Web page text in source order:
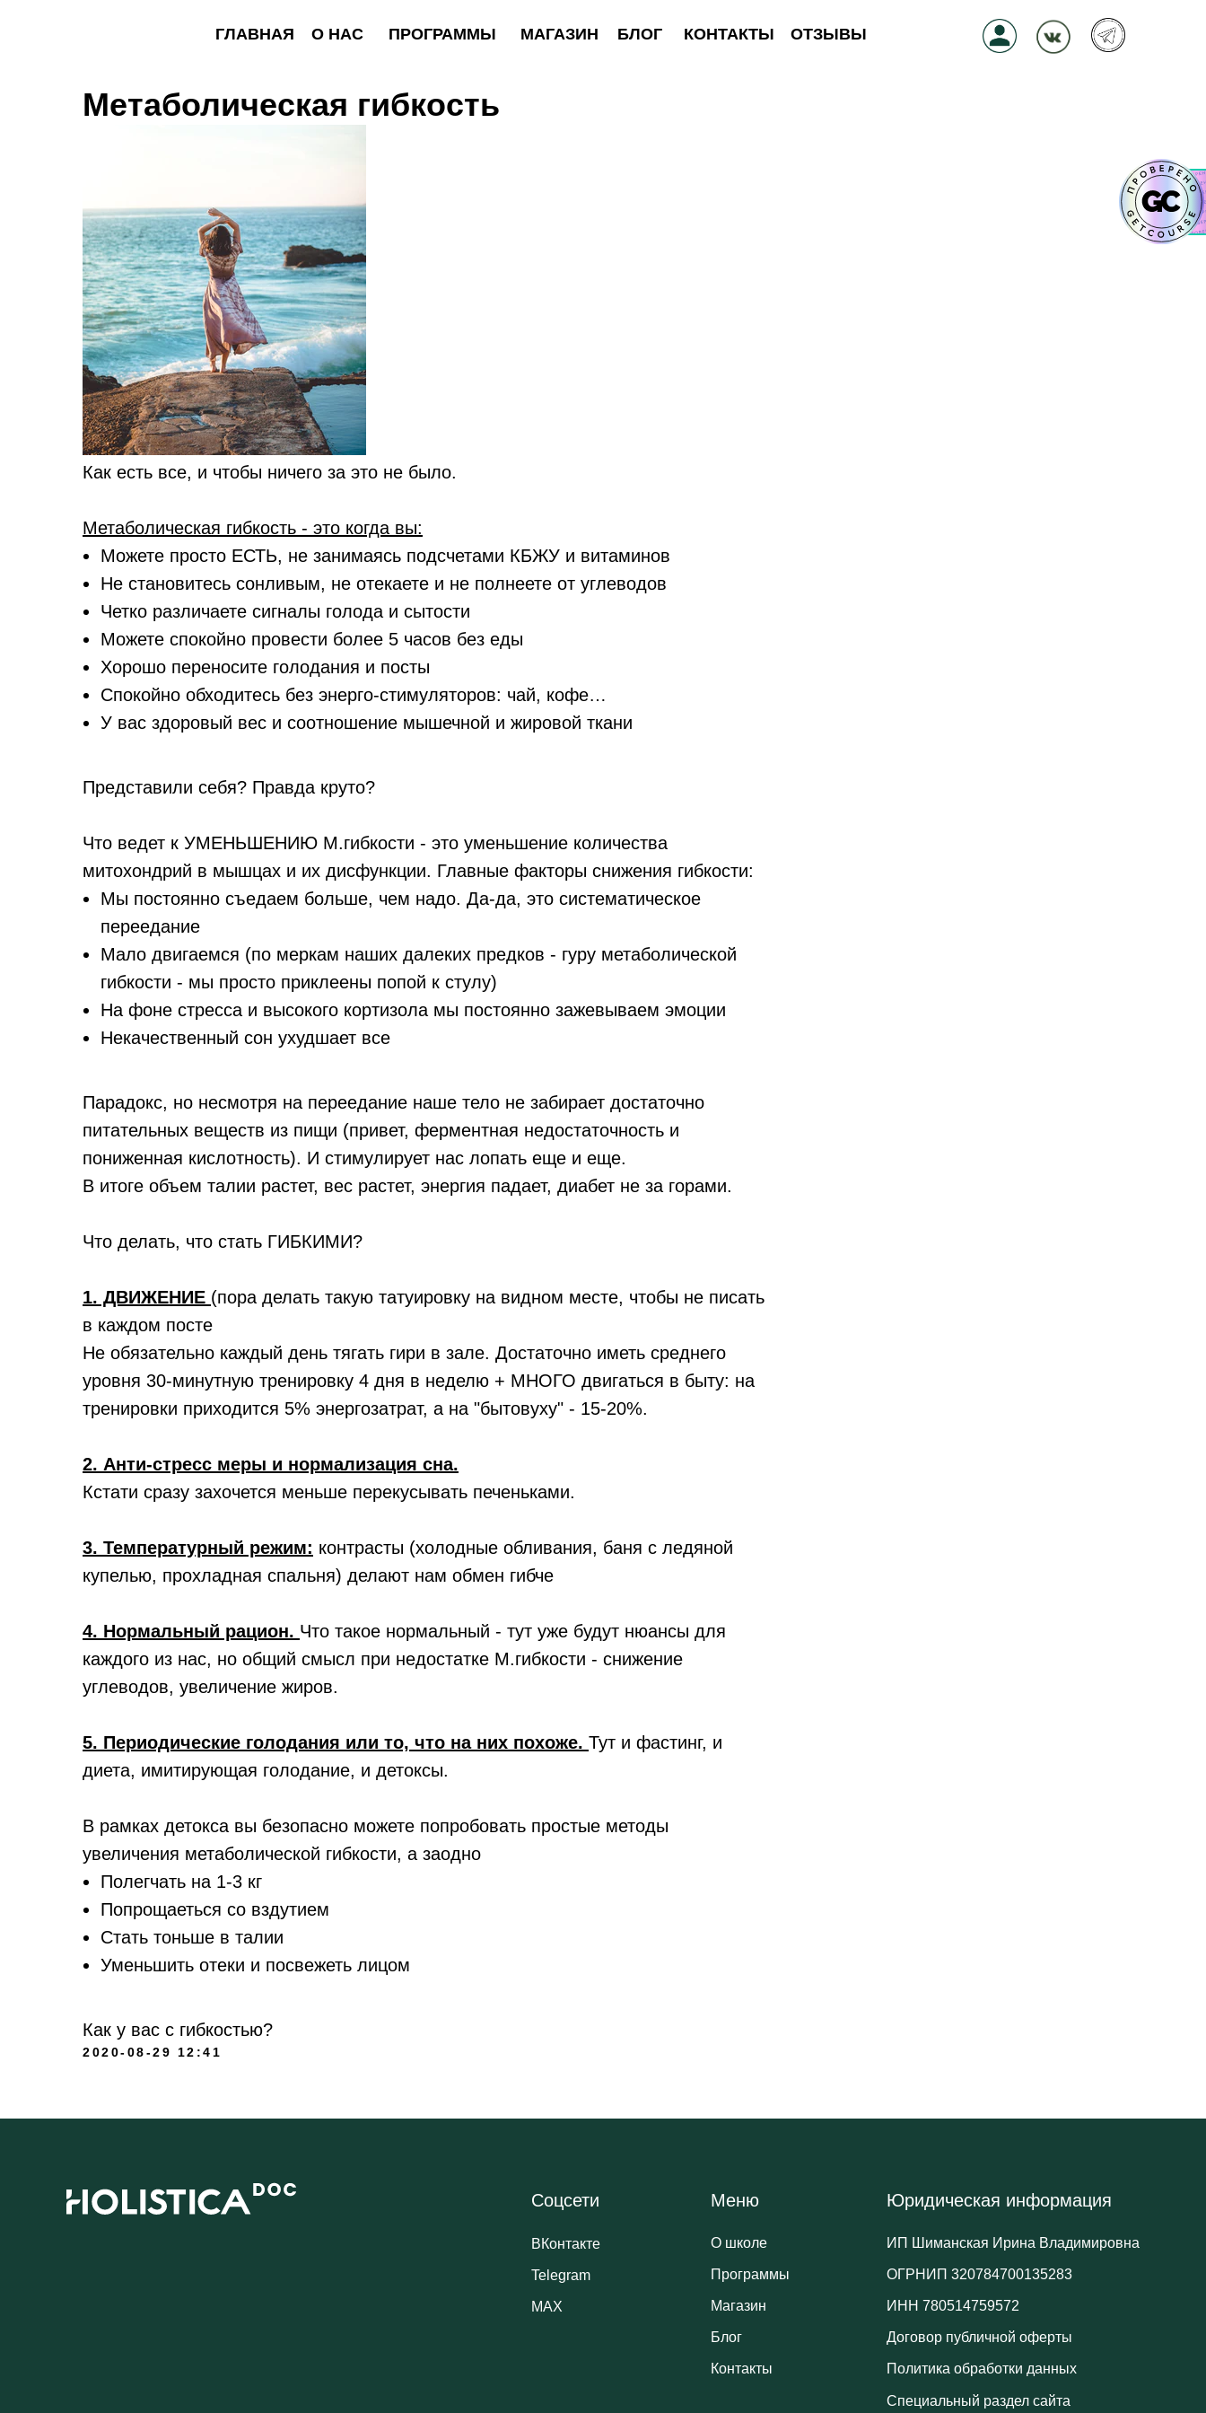
О НАС
ГЛАВНАЯ ПРОГРАММЫ КОНТАКТЫ ОТЗЫВЫ
БЛОГ
МАГАЗИН
Метаболическая гибкость
Как есть все, и чтобы ничего за это не было.
Метаболическая гибкость - это когда вы:
Можете просто ЕСТЬ, не занимаясь подсчетами КБЖУ и витаминов
Не становитесь сонливым, не отекаете и не полнеете от углеводов
Четко различаете сигналы голода и сытости
Можете спокойно провести более 5 часов без еды
Хорошо переносите голодания и посты
Спокойно обходитесь без энерго-стимуляторов: чай, кофе…
У вас здоровый вес и соотношение мышечной и жировой ткани
Представили себя? Правда круто?
Что ведет к УМЕНЬШЕНИЮ М.гибкости - это уменьшение количества
митохондрий в мышцах и их дисфункции. Главные факторы снижения гибкости:
Мы постоянно съедаем больше, чем надо. Да-да, это систематическое
переедание
Мало двигаемся (по меркам наших далеких предков - гуру метаболической
гибкости - мы просто приклеены попой к стулу)
На фоне стресса и высокого кортизола мы постоянно зажевываем эмоции
Некачественный сон ухудшает все
Парадокс, но несмотря на переедание наше тело не забирает достаточно
питательных веществ из пищи (привет, ферментная недостаточность и
пониженная кислотность). И стимулирует нас лопать еще и еще.
В итоге объем талии растет, вес растет, энергия падает, диабет не за горами.
Что делать, что стать ГИБКИМИ?
1. ДВИЖЕНИЕ (пора делать такую татуировку на видном месте, чтобы не писать
в каждом посте
Не обязательно каждый день тягать гири в зале. Достаточно иметь среднего
уровня 30-минутную тренировку 4 дня в неделю + МНОГО двигаться в быту: на
тренировки приходится 5% энергозатрат, а на "бытовуху" - 15-20%.
2. Анти-стресс меры и нормализация сна.
Кстати сразу захочется меньше перекусывать печеньками.
3. Температурный режим: контрасты (холодные обливания, баня с ледяной
купелью, прохладная спальня) делают нам обмен гибче
4. Нормальный рацион. Что такое нормальный - тут уже будут нюансы для
каждого из нас, но общий смысл при недостатке М.гибкости - снижение
углеводов, увеличение жиров.
5. Периодические голодания или то, что на них похоже. Тут и фастинг, и
диета, имитирующая голодание, и детоксы.
В рамках детокса вы безопасно можете попробовать простые методы
увеличения метаболической гибкости, а заодно
Полегчать на 1-3 кг
Попрощаеться со вздутием
Стать тоньше в талии
Уменьшить отеки и посвежеть лицом
Как у вас с гибкостью?
2020-08-29 12:41
Меню
О школе
Программы
Магазин
Блог
Контакты
Юридическая информация
ИП Шиманская Ирина Владимировна
ОГРНИП 320784700135283
Специальный раздел сайта
ИНН 780514759572
Договор публичной оферты
Политика обработки данных
Соцсети
ВКонтакте
Telegram
MAX